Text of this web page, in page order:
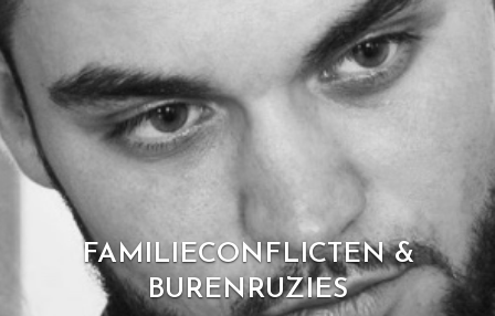
FAMILIECONFLICTEN &
BURENRUZIES